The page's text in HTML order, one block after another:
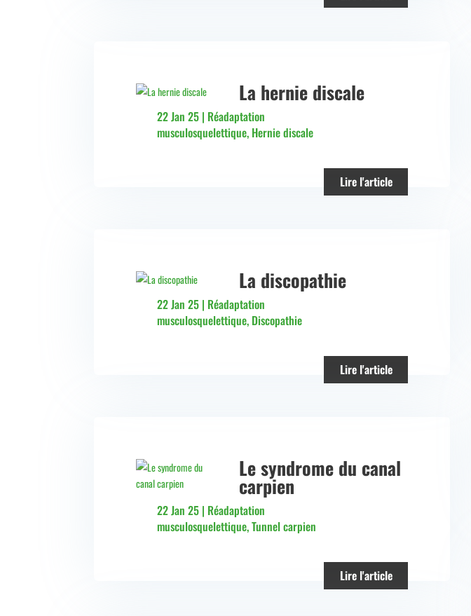
La hernie discale
22 Jan 25 | Réadaptation
musculosquelettique, Hernie discale
Lire l'article
La discopathie
22 Jan 25 | Réadaptation
musculosquelettique, Discopathie
Lire l'article
Le syndrome du canal
carpien
22 Jan 25 | Réadaptation
musculosquelettique,Tunnel carpien
Lire l'article